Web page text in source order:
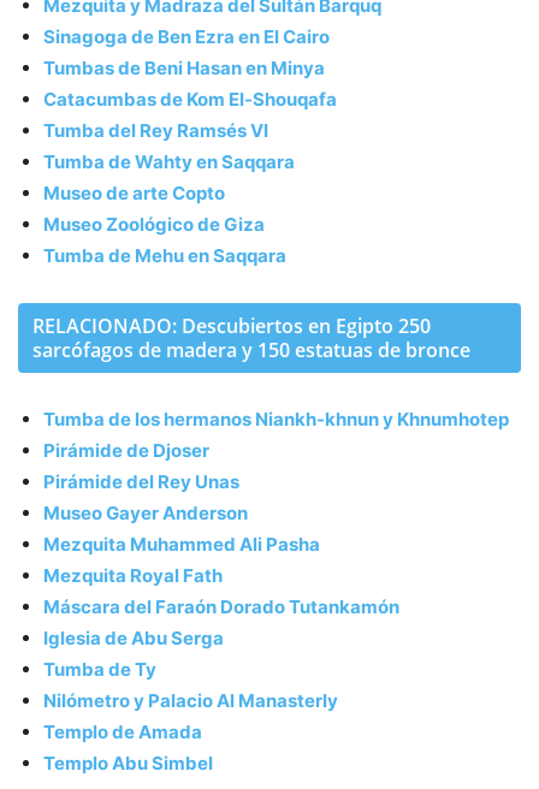
Mezquita y Madraza del Sultán Barquq
Sinagoga de Ben Ezra en El Cairo
Tumbas de Beni Hasan en Minya
Catacumbas de Kom El-Shouqafa
Tumba del Rey Ramsés VI
Tumba de Wahty en Saqqara
Museo de arte Copto
Museo Zoológico de Giza
Tumba de Mehu en Saqqara
RELACIONADO: Descubiertos en Egipto 250
sarcófagos de madera y 150 estatuas de bronce
Tumba de los hermanos Niankh-khnun y Khnumhotep
Pirámide de Djoser
Pirámide del Rey Unas
Museo Gayer Anderson
Mezquita Muhammed Ali Pasha
Mezquita Royal Fath
Máscara del Faraón Dorado Tutankamón
Iglesia de Abu Serga
Tumba de Ty
Nilómetro y Palacio Al Manasterly
Templo de Amada
Templo Abu Simbel